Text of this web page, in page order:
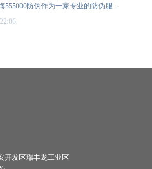
555000防伪作为一家专业的防伪服务
们自豪地宣布，我们拥有自主印刷工
发区瑞丰龙工业区